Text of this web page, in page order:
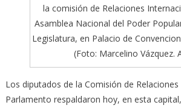
la comisión de Relaciones
Asamblea Nacional del Poder
Legislatura, en Palacio de
(Foto: Marcelino Vázquez.
Los diputados de la Comisión de
Parlamento respaldaron hoy, en esta